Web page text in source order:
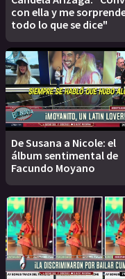
con ella y me
todo lo que se dice"
De Susana a Nicole: el
álbum sentimental de
Facundo Moyano